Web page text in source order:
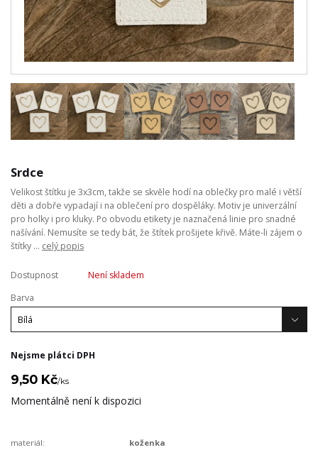
Srdce
Velikost štítku je 3x3cm, takže se skvěle hodí na oblečky pro malé i větší
děti a dobře vypadají i na oblečení pro dospěláky. Motiv je univerzální
pro holky i pro kluky. Po obvodu etikety je naznačená linie pro snadné
našívání. Nemusíte se tedy bát, že štítek prošijete křivě. Máte-li zájem o
štítky ... celý popis
Dostupnost
Není skladem
Barva
Nejsme plátci DPH
9,50 Kč/ks
Momentálně není k dispozici
materiál:
koženka